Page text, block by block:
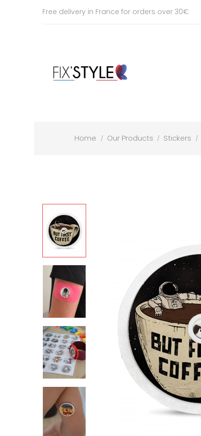
Free delivery in France for orders over 30€
Home Our Products Stickers